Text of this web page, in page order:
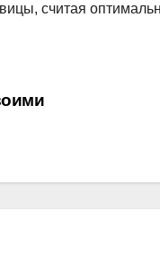
считая